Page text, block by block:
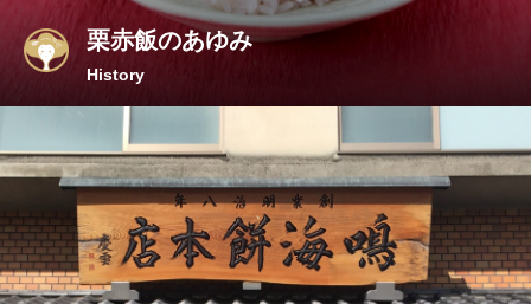
栗赤飯のあゆみ
History